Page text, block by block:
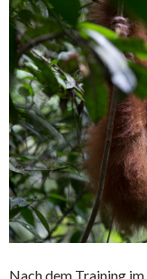
Nach dem Training